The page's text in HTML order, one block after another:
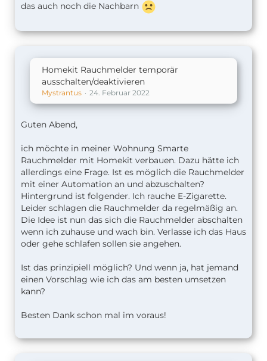
das auch noch die Nachbarn
Homekit Rauchmelder temporär
ausschalten/deaktivieren
Mystrantus 24. Februar 2022
Guten Abend,
ich möchte in meiner Wohnung Smarte
Rauchmelder mit Homekit verbauen. Dazu hätte ich
allerdings eine Frage. Ist es möglich die Rauchmelder
mit einer Automation an und abzuschalten?
Hintergrund ist folgender. Ich rauche E-Zigarette.
Leider schlagen die Rauchmelder da regelmäßig an.
Die Idee ist nun das sich die Rauchmelder abschalten
wenn ich zuhause und wach bin. Verlasse ich das Haus
oder gehe schlafen sollen sie angehen.
Ist das prinzipiell möglich? Und wenn ja, hat jemand
einen Vorschlag wie ich das am besten umsetzen
kann?
Besten Dank schon mal im voraus!